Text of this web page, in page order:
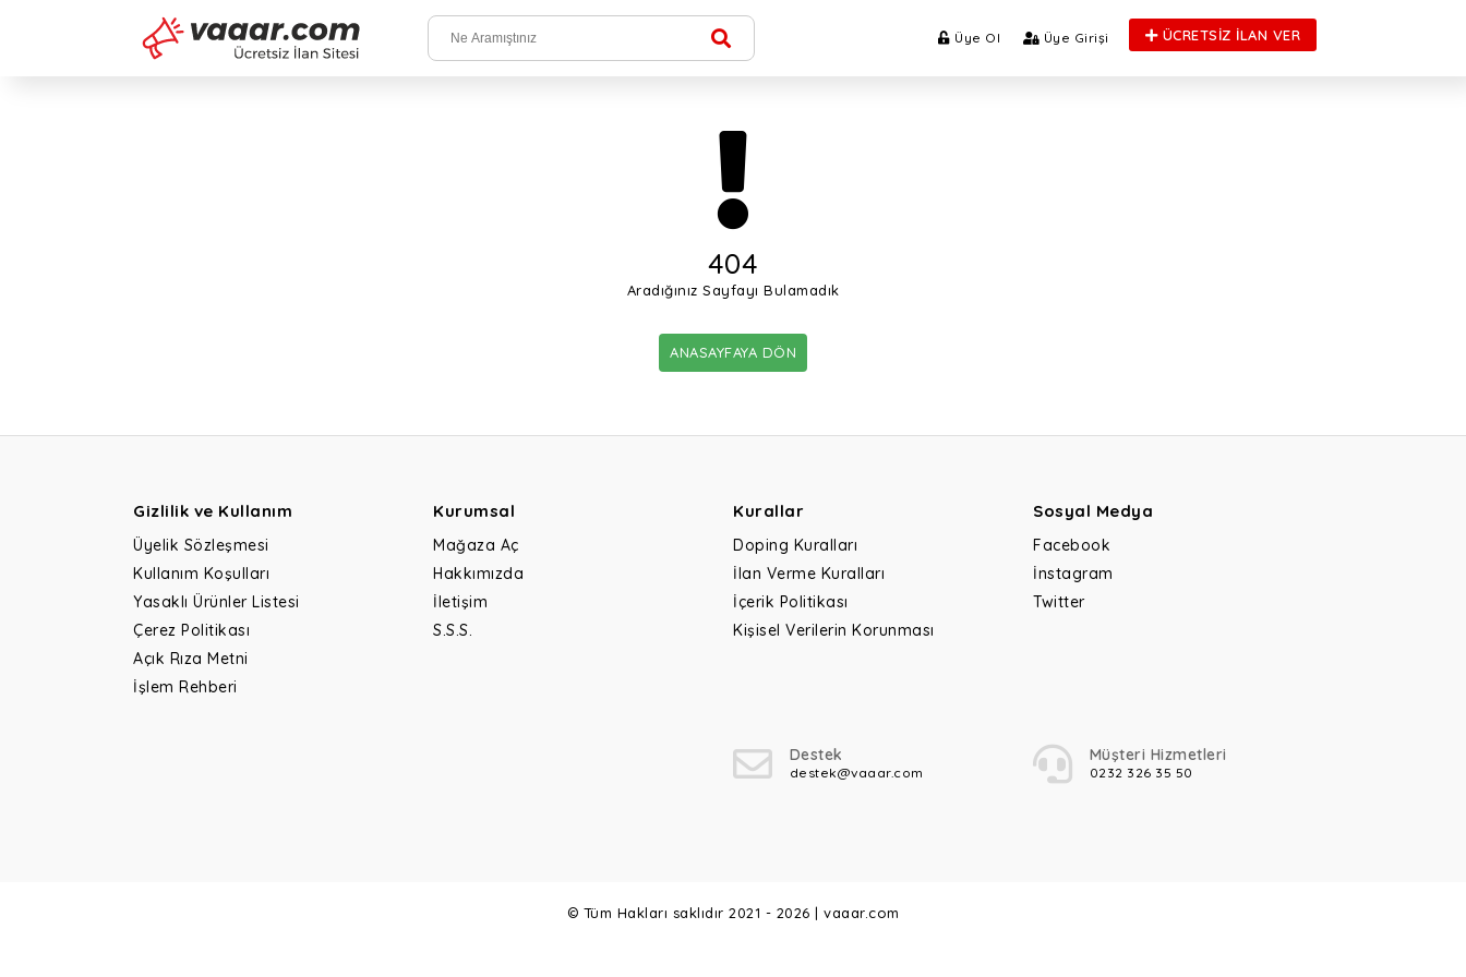
ÜCRETSİZ İLAN VER
Üye Ol Üye Girişi
404
Aradığınız Sayfayı Bulamadık
ANASAYFAYA DÖN
Gizlilik ve Kullanım
Üyelik Sözleşmesi
Kullanım Koşulları
Yasaklı Ürünler Listesi
Çerez Politikası
Açık Rıza Metni
İşlem Rehberi
Kurumsal
Mağaza Aç
Hakkımızda
İletişim
S.S.S.
Kurallar
Doping Kuralları
İlan Verme Kuralları
İçerik Politikası
Kişisel Verilerin Korunması
Sosyal Medya
Facebook
İnstagram
Twitter
Müşteri Hizmetleri
0232 326 35 50
Destek
destek@vaaar.com
© Tüm Hakları saklıdır 2021 - 2026 | vaaar.com